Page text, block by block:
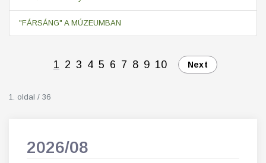
"FÁRSÁNG" A MÚZEUMBAN
1 2 3 4 5 6 7 8 9 10 Next
1. oldal / 36
2026/08